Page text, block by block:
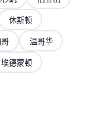
休斯顿
温哥华
埃德蒙顿